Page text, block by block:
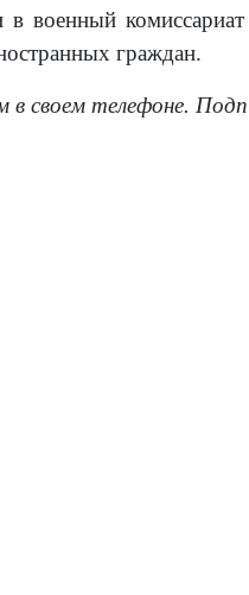
в военный
граждан.
в своем телефоне.